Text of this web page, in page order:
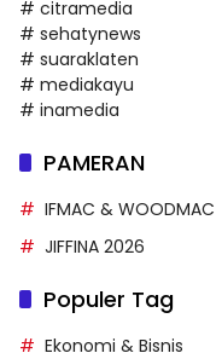
# citramedia
# sehatynews
# suaraklaten
# mediakayu
# inamedia
PAMERAN
IFMAC & WOODMAC
JIFFINA 2026
Populer Tag
Ekonomi & Bisnis